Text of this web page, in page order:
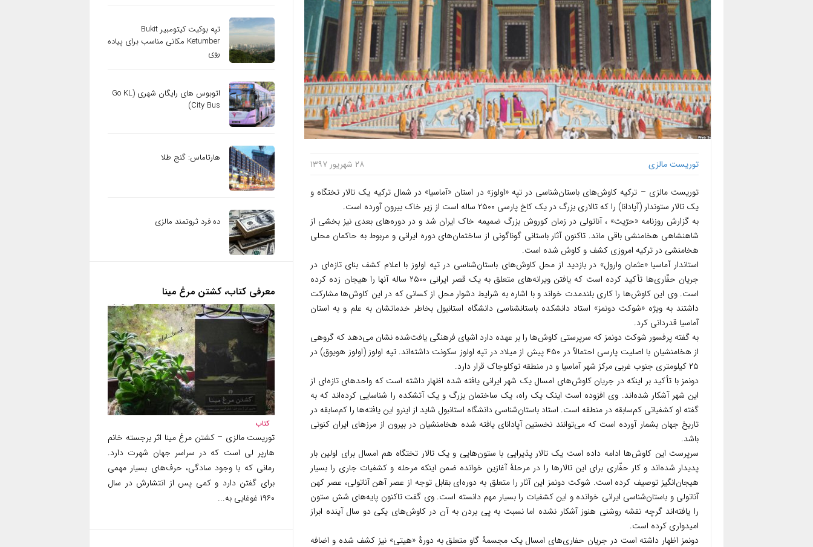
توریست مالزی ۲۸ شهریور ۱۳۹۷
توریست مالزی – ترکیه کاوش‌های باستان‌شناسی در تپه «اولوز» در استان «آماسیا» در شمال ترکیه یک تالار تختگاه و
یک تالار ستوندار (آپادانا) را که تالاری بزرگ در یک کاخ پارسی ۲۵۰۰ ساله است از زیر خاک بیرون آورده است.
به گزارش روزنامه «حرّیت» ، آناتولی در زمان کوروش بزرگ ضمیمه خاک ایران شد و در دوره‌های بعدی نیز بخشی از
شاهنشاهی هخامنشی باقی ماند. تاکنون آثار باستانی گوناگونی از ساختمان‌های دوره ایرانی و مربوط به حاکمان محلی
هخامنشی در ترکیه امروزی کشف و کاوش شده است.
استاندار آماسیا «عثمان وارول» در بازدید از محل کاوش‌های باستان‌شناسی در تپه اولوز با اعلام کشف بنای تازه‌ای در
جریان حفّاری‌ها تأکید کرده است که یافتن ویرانه‌های متعلق به یک قصر ایرانی ۲۵۰۰ ساله آنها را هیجان زده کرده
است. وی این کاوش‌ها را کاری بلندمدت خواند و با اشاره به شرایط دشوار محل از کسانی که در این کاوش‌ها مشارکت
داشتند به ویژه «شوکت دونمز» استاد دانشکده باستانشناسی دانشگاه استانبول بخاطر خدماتشان به علم و به استان
آماسیا قدردانی کرد.
به گفته پرفسور شوکت دونمز که سرپرستی کاوش‌ها را بر عهده دارد اشیای فرهنگی یافت‌شده نشان می‌دهد که گروهی
از هخامنشیان با اصلیت پارسی احتمالاً در ۴۵۰ پیش از میلاد در تپه اولوز سکونت داشته‌اند. تپه اولوز (اولوز هویوق) در
۲۵ کیلومتری جنوب غربی مرکز شهر آماسیا و در منطقه توکلوجاک قرار دارد.
دونمز با تأکید بر اینکه در جریان کاوش‌های امسال یک شهر ایرانی یافته شده اظهار داشته است که واحدهای تازه‌ای از
این شهر آشکار شده‌اند. وی افزوده است اینک یک راه، یک ساختمان بزرگ و یک آتشکده را شناسایی کرده‌اند که به
گفته او کشفیاتی کم‌سابقه در منطقه است. استاد باستان‌شناسی دانشگاه استانبول شاید از اینرو این یافته‌ها را کم‌سابقه در
تاریخ جهان بشمار آورده است که می‌توانند نخستین آپادانای یافته شده هخامنشیان در بیرون از مرزهای ایران کنونی
باشد.
سرپرست این کاوش‌ها ادامه داده است یک تالار پذیرایی با ستون‌هایی و یک تالار تختگاه هم امسال برای اولین بار
پدیدار شده‌اند و کار حفّاری برای این تالارها را در مرحلۀ آغازین خوانده ضمن اینکه مرحله و کشفیات جاری را بسیار
هیجان‌انگیز توصیف کرده است. شوکت دونمز این آثار را متعلق به دوره‌ای بقابل توجه از عصر آهن آناتولی، عصر کهن
آناتولی و باستان‌شناسی ایرانی خوانده و این کشفیات را بسیار مهم دانسته است. وی گفت تاکنون پایه‌های شش ستون
را یافته‌اند گرچه نقشه روشنی هنوز آشکار نشده اما نسبت به پی بردن به آن در کاوش‌های یکی دو سال آینده ابراز
امیدواری کرده است.
دونمز اظهار داشته است در جریان حفاری‌های امسال یک مجسمۀ گاو متعلق به دورۀ «هیتی» نیز کشف شده و اضافه
تپه بوکیت کیتومبیر Bukit
Ketumber مکانی مناسب برای پیاده
روی
اتوبوس های رایگان شهری (Go KL
City Bus)
هارتاماس: گنج طلا
ده فرد ثروتمند مالزی
معرفی کتاب، کشتن مرغ مینا
کتاب
توریست مالزی – کشتن مرغ مینا اثر برجسته خانم
هارپر لی است که در سراسر جهان شهرت دارد.
رمانی که با وجود سادگی، حرف‌های بسیار مهمی
برای گفتن دارد و کمی پس از انتشارش در سال
۱۹۶۰ غوغایی به...